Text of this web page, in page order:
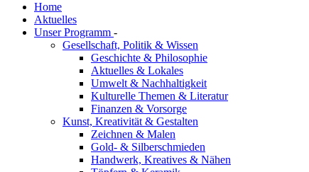
Home
Aktuelles
Unser Programm -
Gesellschaft, Politik & Wissen
Geschichte & Philosophie
Aktuelles & Lokales
Umwelt & Nachhaltigkeit
Kulturelle Themen & Literatur
Finanzen & Vorsorge
Kunst, Kreativität & Gestalten
Zeichnen & Malen
Gold- & Silberschmieden
Handwerk, Kreatives & Nähen